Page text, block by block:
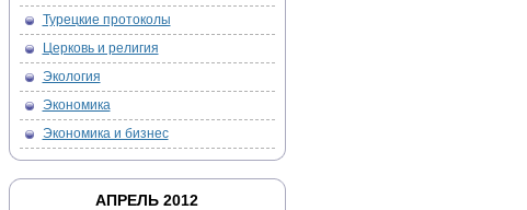
Турецкие протоколы
Церковь и религия
Экология
Экономика
Экономика и бизнес
АПРЕЛЬ 2012